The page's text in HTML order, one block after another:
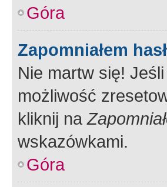
Góra
Zapomniałem
Nie martw się!
możliwość
kliknij na
wskazówkami.
Góra